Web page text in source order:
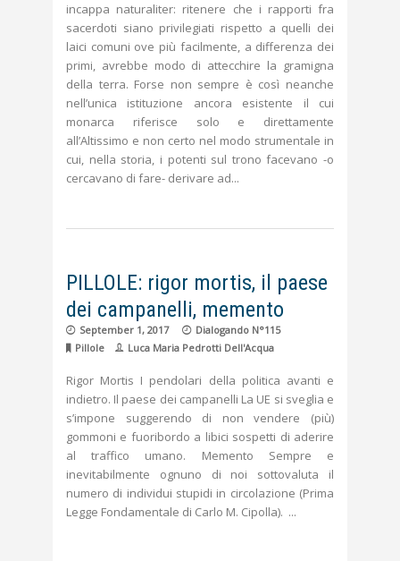
incappa naturaliter: ritenere che i rapporti fra
sacerdoti siano privilegiati rispetto a quelli dei
laici comuni ove più facilmente, a differenza dei
primi, avrebbe modo di attecchire la gramigna
della terra. Forse non sempre è così neanche
nell’unica istituzione ancora esistente il cui
monarca riferisce solo e direttamente
all’Altissimo e non certo nel modo strumentale in
cui, nella storia, i potenti sul trono facevano -o
cercavano di fare- derivare ad
PILLOLE: rigor mortis, il paese
dei campanelli, memento
September 1, 2017
Dialogando N°115
Pillole
Luca Maria Pedrotti Dell'Acqua
Rigor Mortis I pendolari della politica avanti e
indietro. Il paese dei campanelli La UE si sveglia e
s’impone suggerendo di non vendere (più)
gommoni e fuoribordo a libici sospetti di aderire
al traffico umano. Memento Sempre e
inevitabilmente ognuno di noi sottovaluta il
numero di individui stupidi in circolazione (Prima
Legge Fondamentale di Carlo M. Cipolla).